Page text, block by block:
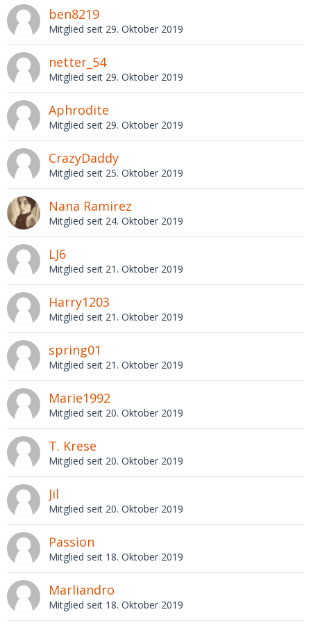
ben8219
Mitglied seit 29. Oktober 2019
netter_54
Mitglied seit 29. Oktober 2019
Aphrodite
Mitglied seit 29. Oktober 2019
CrazyDaddy
Mitglied seit 25. Oktober 2019
Nana Ramirez
Mitglied seit 24. Oktober 2019
LJ6
Mitglied seit 21. Oktober 2019
Harry1203
Mitglied seit 21. Oktober 2019
spring01
Mitglied seit 21. Oktober 2019
Marie1992
Mitglied seit 20. Oktober 2019
T. Krese
Mitglied seit 20. Oktober 2019
Jil
Mitglied seit 20. Oktober 2019
Passion
Mitglied seit 18. Oktober 2019
Marliandro
Mitglied seit 18. Oktober 2019